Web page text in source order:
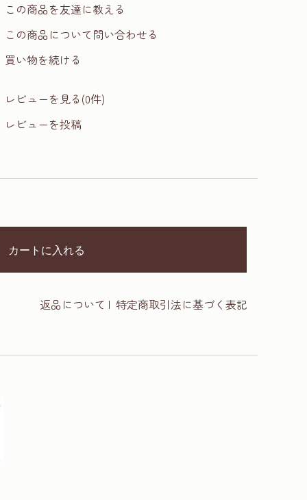
この商品を友達に教える
この商品について問い合わせる
買い物を続ける
レビューを見る(0件)
レビューを投稿
カートに入れる
返品について | 特定商取引法に基づく表記